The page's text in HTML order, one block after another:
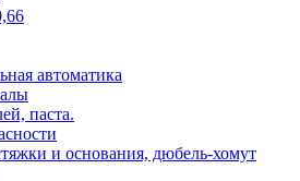
автоматика
паста.
и основания, дюбель-хомут